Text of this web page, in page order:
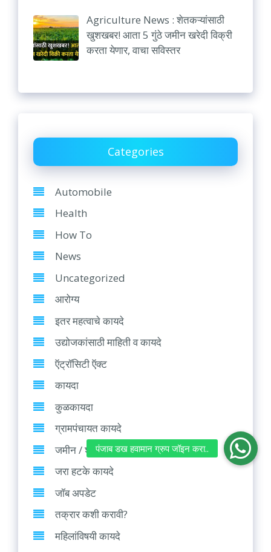
Agriculture News : शेतकऱ्यांसाठी
खुशखबर! आता 5 गुंठे जमीन खरेदी विक्री
करता येणार, वाचा सविस्तर
Categories
Automobile
Health
How To
News
Uncategorized
आरोग्य
इतर महत्वाचे कायदे
उद्योजकांसाठी माहिती व कायदे
ऍट्रॉसिटी ऍक्ट
कायदा
कुळकायदा
ग्रामपंचायत कायदे
जमीन / शेती संदर्भात कायदे
जरा हटके कायदे
जॉब अपडेट
तक्रार कशी करावी?
महिलांविषयी कायदे